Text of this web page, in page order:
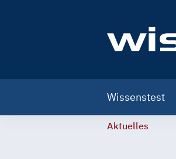
navigation
Wissenstest
Aktuelles